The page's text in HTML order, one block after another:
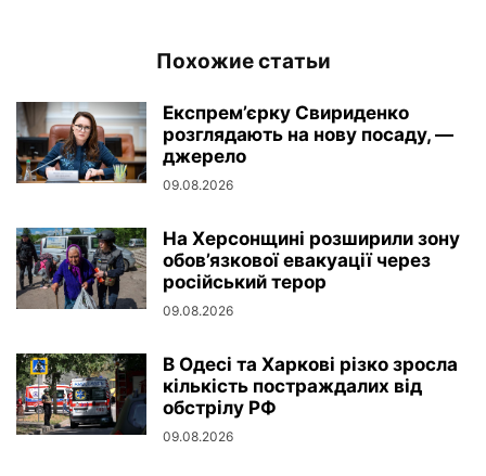
Похожие статьи
Експрем’єрку Свириденко
розглядають на нову посаду, —
джерело
09.08.2026
На Херсонщині розширили зону
обов’язкової евакуації через
російський терор
09.08.2026
В Одесі та Харкові різко зросла
кількість постраждалих від
обстрілу РФ
09.08.2026